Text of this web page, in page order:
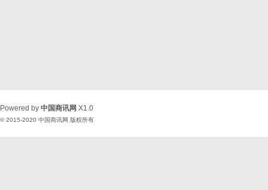
Powered by 中国商讯网 X1.0
© 2015-2020 中国商讯网 版权所有